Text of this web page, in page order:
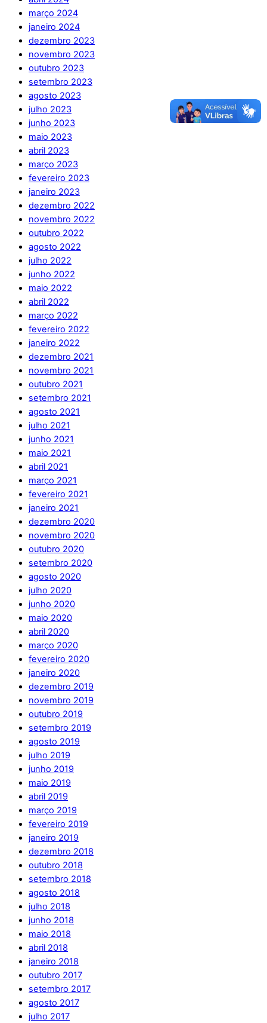
março 2024
janeiro 2024
dezembro 2023
novembro 2023
outubro 2023
setembro 2023
agosto 2023
julho 2023
junho 2023
maio 2023
abril 2023
março 2023
fevereiro 2023
janeiro 2023
dezembro 2022
novembro 2022
outubro 2022
agosto 2022
julho 2022
junho 2022
maio 2022
abril 2022
março 2022
fevereiro 2022
janeiro 2022
dezembro 2021
novembro 2021
outubro 2021
setembro 2021
agosto 2021
julho 2021
junho 2021
maio 2021
abril 2021
março 2021
fevereiro 2021
janeiro 2021
dezembro 2020
novembro 2020
outubro 2020
setembro 2020
agosto 2020
julho 2020
junho 2020
maio 2020
abril 2020
março 2020
fevereiro 2020
janeiro 2020
dezembro 2019
novembro 2019
outubro 2019
setembro 2019
agosto 2019
julho 2019
junho 2019
maio 2019
abril 2019
março 2019
fevereiro 2019
janeiro 2019
dezembro 2018
outubro 2018
setembro 2018
agosto 2018
julho 2018
junho 2018
maio 2018
abril 2018
janeiro 2018
outubro 2017
setembro 2017
agosto 2017
julho 2017